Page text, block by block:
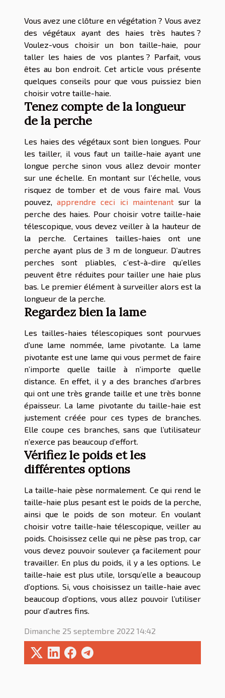
Vous avez une clôture en végétation ? Vous avez
des végétaux ayant des haies très hautes ?
Voulez-vous choisir un bon taille-haie, pour
taller les haies de vos plantes ? Parfait, vous
êtes au bon endroit. Cet article vous présente
quelques conseils pour que vous puissiez bien
choisir votre taille-haie.
Tenez compte de la longueur
de la perche
Les haies des végétaux sont bien longues. Pour
les tailler, il vous faut un taille-haie ayant une
longue perche sinon vous allez devoir monter
sur une échelle. En montant sur l’échelle, vous
risquez de tomber et de vous faire mal. Vous
pouvez,apprendre ceci ici maintenantsur la
perche des haies. Pour choisir votre taille-haie
télescopique, vous devez veiller à la hauteur de
la perche. Certaines tailles-haies ont une
perche ayant plus de 3 m de longueur. D’autres
perches sont pliables, c’est-à-dire qu’elles
peuvent être réduites pour tailler une haie plus
bas. Le premier élément à surveiller alors est la
longueur de la perche.
Regardez bien la lame
Les tailles-haies télescopiques sont pourvues
d’une lame nommée, lame pivotante. La lame
pivotante est une lame qui vous permet de faire
n’importe quelle taille à n’importe quelle
distance. En effet, il y a des branches d’arbres
qui ont une très grande taille et une très bonne
épaisseur. La lame pivotante du taille-haie est
justement créée pour ces types de branches.
Elle coupe ces branches, sans que l’utilisateur
n’exerce pas beaucoup d’effort.
Vérifiez le poids et les
différentes options
La taille-haie pèse normalement. Ce qui rend le
taille-haie plus pesant est le poids de la perche,
ainsi que le poids de son moteur. En voulant
choisir votre taille-haie télescopique, veiller au
poids. Choisissez celle qui ne pèse pas trop, car
vous devez pouvoir soulever ça facilement pour
travailler. En plus du poids, il y a les options. Le
taille-haie est plus utile, lorsqu’elle a beaucoup
d’options. Si, vous choisissez un taille-haie avec
beaucoup d’options, vous allez pouvoir l’utiliser
pour d’autres fins.
Dimanche 25 septembre 2022 14:42